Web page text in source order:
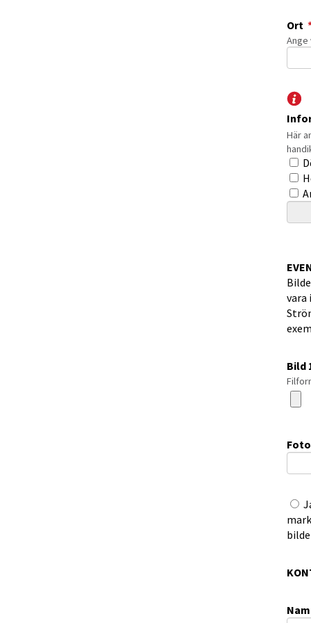
Ort
Ange
Här
vara
Bild